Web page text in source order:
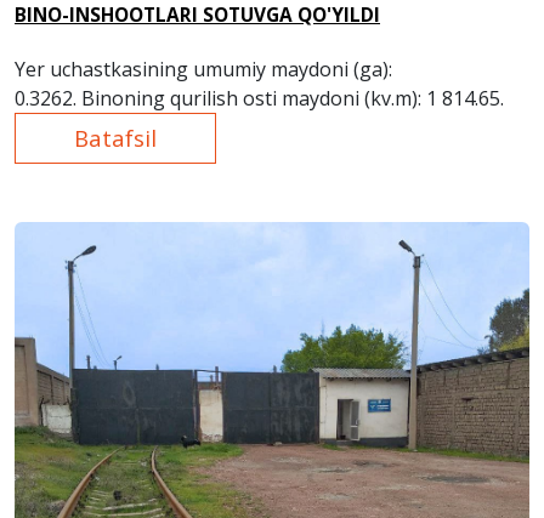
BINO-INSHOOTLARI SOTUVGA QO'YILDI
Yer uchastkasining umumiy maydoni (ga):
0.3262. Binoning qurilish osti maydoni (kv.m): 1 814.65.
Batafsil